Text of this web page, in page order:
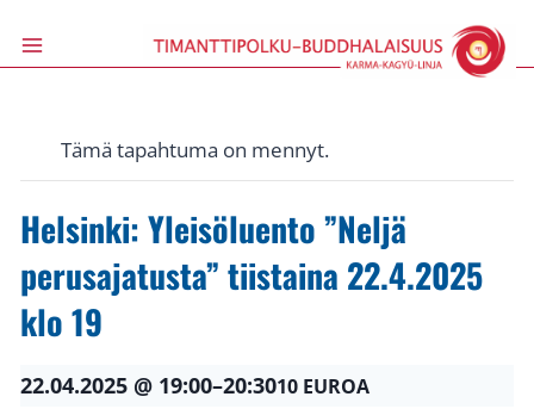
sisältöön
Tämä tapahtuma on mennyt.
Helsinki: Yleisöluento ”Neljä
perusajatusta” tiistaina 22.4.2025
klo 19
22.04.2025 @ 19:00–20:3010 EUROA